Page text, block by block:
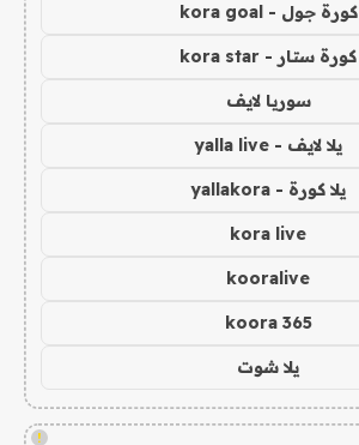
كورة جول - kora goal
كورة ستار - kora star
سوريا لايف
يلا لايف - yalla live
يلا كورة - yallakora
kora live
kooralive
koora 365
يلا شوت
!